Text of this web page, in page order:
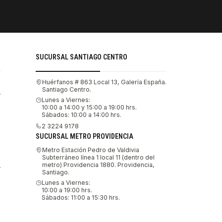
SUCURSAL SANTIAGO CENTRO
Huérfanos # 863 Local 13, Galería España.
Santiago Centro.
Lunes a Viernes:
10:00 a 14:00 y 15:00 a 19:00 hrs.
Sábados: 10:00 a 14:00 hrs.
2 3224 9178
SUCURSAL METRO PROVIDENCIA
Metro Estación Pedro de Valdivia
Subterráneo línea 1 local 11 (dentro del
metro) Providencia 1880. Providencia,
Santiago.
Lunes a Viernes:
10:00 a 19:00 hrs.
Sábados: 11:00 a 15:30 hrs.